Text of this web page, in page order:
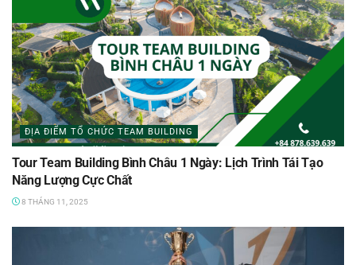
ĐỊA ĐIỂM TỔ CHỨC TEAM BUILDING
Tour Team Building Bình Châu 1 Ngày: Lịch Trình Tái Tạo
Năng Lượng Cực Chất
8 THÁNG 11, 2025